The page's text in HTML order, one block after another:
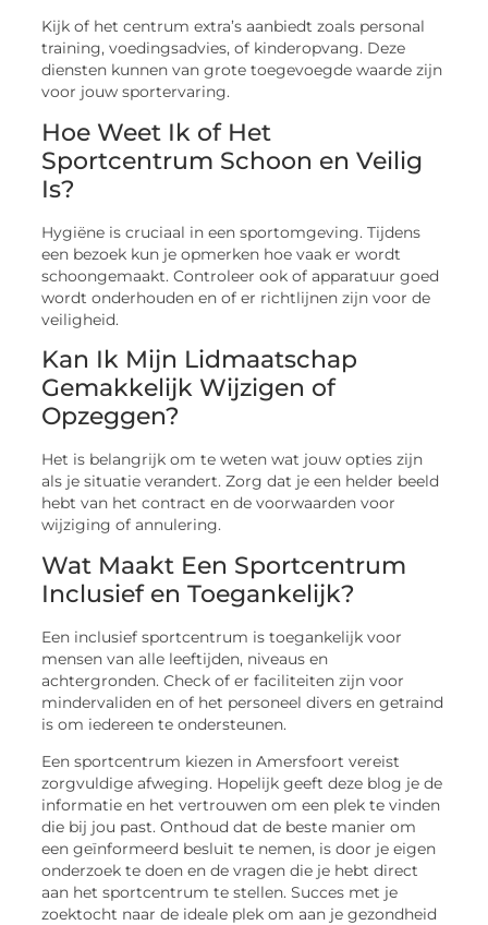
Kijk of het centrum extra’s aanbiedt zoals personal
training, voedingsadvies, of kinderopvang. Deze
diensten kunnen van grote toegevoegde waarde zijn
voor jouw sportervaring.
Hoe Weet Ik of Het
Sportcentrum Schoon en Veilig
Is?
Hygiëne is cruciaal in een sportomgeving. Tijdens
een bezoek kun je opmerken hoe vaak er wordt
schoongemaakt. Controleer ook of apparatuur goed
wordt onderhouden en of er richtlijnen zijn voor de
veiligheid.
Kan Ik Mijn Lidmaatschap
Gemakkelijk Wijzigen of
Opzeggen?
Het is belangrijk om te weten wat jouw opties zijn
als je situatie verandert. Zorg dat je een helder beeld
hebt van het contract en de voorwaarden voor
wijziging of annulering.
Wat Maakt Een Sportcentrum
Inclusief en Toegankelijk?
Een inclusief sportcentrum is toegankelijk voor
mensen van alle leeftijden, niveaus en
achtergronden. Check of er faciliteiten zijn voor
mindervaliden en of het personeel divers en getraind
is om iedereen te ondersteunen.
Een sportcentrum kiezen in Amersfoort vereist
zorgvuldige afweging. Hopelijk geeft deze blog je de
informatie en het vertrouwen om een plek te vinden
die bij jou past. Onthoud dat de beste manier om
een geïnformeerd besluit te nemen, is door je eigen
onderzoek te doen en de vragen die je hebt direct
aan het sportcentrum te stellen. Succes met je
zoektocht naar de ideale plek om aan je gezondheid